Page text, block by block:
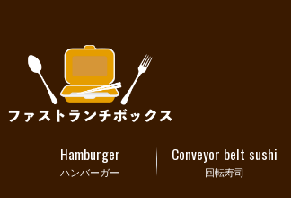
ハンバーガー
Hamburger
回転寿司
Conveyor belt sushi